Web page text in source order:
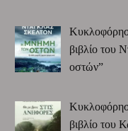
βιβλίο του
οστών”
βιβλίο του